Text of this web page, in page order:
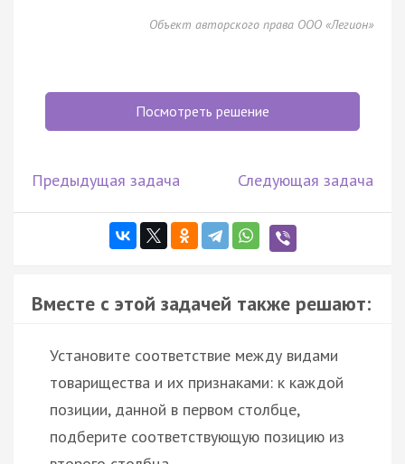
Объект авторского права ООО «Легион»
Посмотреть решение
Предыдущая задача Следующая задача
Вместе с этой задачей также решают:
Установите соответствие между видами
товарищества и их признаками: к каждой
позиции, данной в первом столбце,
подберите соответствующую позицию из